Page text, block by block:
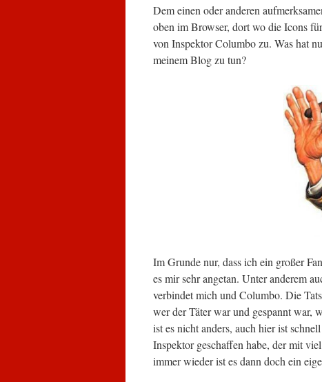
Dem einen oder anderen
oben im Browser, dort wo die Icons
von Inspektor Columbo zu. Was hat
meinem Blog zu tun?
Im Grunde nur, dass ich ein großer
es mir sehr angetan. Unter anderem
verbindet mich und Columbo. Die
wer der Täter war und gespannt war,
ist es nicht anders, auch hier ist
Inspektor geschaffen habe, der mit
immer wieder ist es dann doch ein